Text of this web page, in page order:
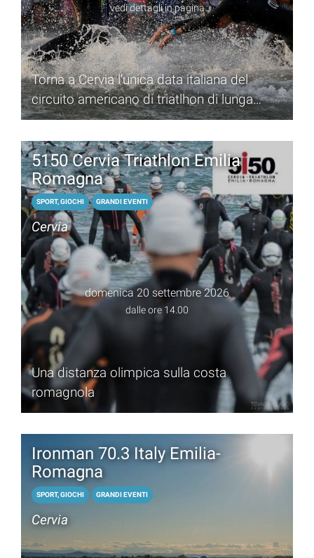
vedi dettagli in pagina
Torna a Cervia l'unica data italiana del
circuito americano di triatlhon di lunga
distanza
5150 Cervia Triathlon Emilia
Romagna
SPORT, GIOCHI GRANDI EVENTI
Cervia
domenica 20 settembre 2026
dalle ore 14.00
Una distanza olimpica sulla costa
romagnola
Ironman 70.3 Italy Emilia-
Romagna
SPORT, GIOCHI GRANDI EVENTI
Cervia